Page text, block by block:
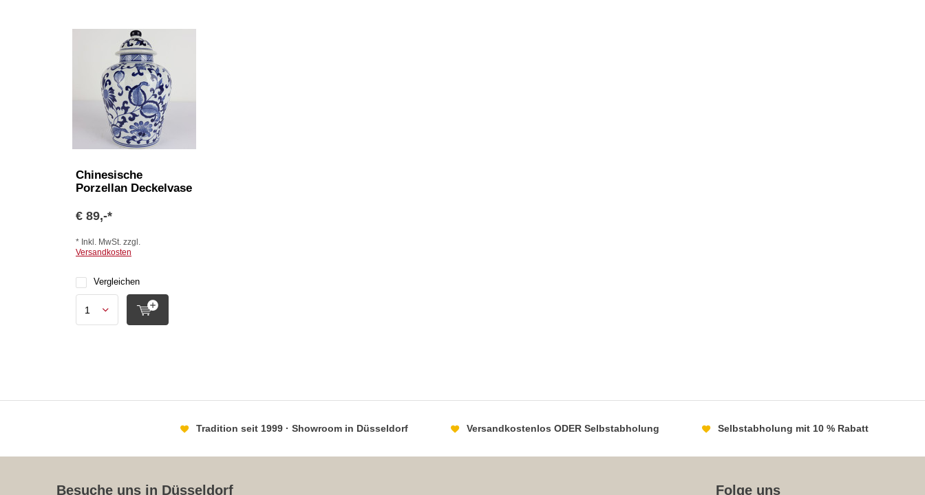
Chinesische
Porzellan Deckelvase
€ 89,-*
* Inkl. MwSt. zzgl.
Versandkosten
Vergleichen
Tradition seit 1999 · Showroom in Düsseldorf Versandkostenlos ODER Selbstabholung Selbstabholung mit 10 % Rabatt
Besuche uns in Düsseldorf Folge uns